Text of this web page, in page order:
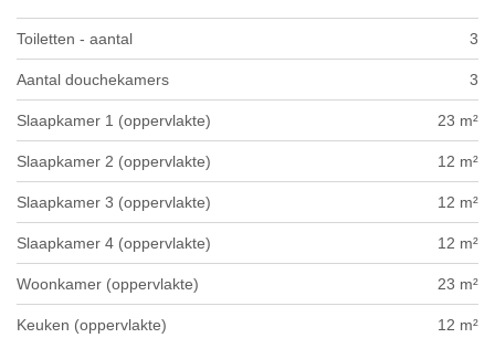
Toiletten - aantal 3
Aantal douchekamers 3
Slaapkamer 1 (oppervlakte) 23 m²
Slaapkamer 2 (oppervlakte) 12 m²
Slaapkamer 3 (oppervlakte) 12 m²
Slaapkamer 4 (oppervlakte) 12 m²
Woonkamer (oppervlakte) 23 m²
Keuken (oppervlakte) 12 m²